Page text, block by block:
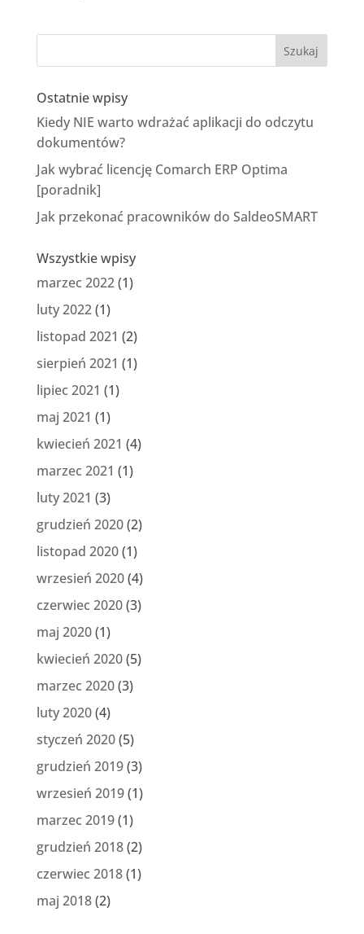
Ostatnie wpisy
Kiedy NIE warto wdrażać aplikacji do odczytu
dokumentów?
Jak wybrać licencję Comarch ERP Optima
[poradnik]
Jak przekonać pracowników do SaldeoSMART
Wszystkie wpisy
marzec 2022(1)
luty 2022(1)
listopad 2021 (2)
sierpień 2021 (1)
lipiec 2021 (1)
maj 2021 (1)
kwiecień 2021 (4)
marzec 2021 (1)
luty 2021 (3)
grudzień 2020(2)
listopad 2020(1)
wrzesień 2020(4)
czerwiec 2020(3)
maj 2020(1)
kwiecień 2020(5)
marzec 2020(3)
luty 2020(4)
styczeń 2020(5)
grudzień 2019(3)
wrzesień 2019(1)
marzec 2019(1)
grudzień 2018(2)
czerwiec 2018(1)
maj 2018(2)